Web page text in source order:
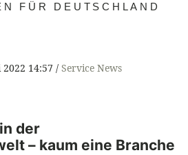
FÜR DEUTSCHLAND
14:57 Service News
der
– kaum eine Branche